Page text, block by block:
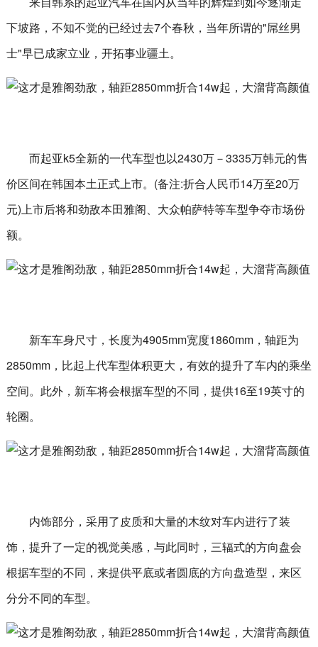
下坡路，不知不觉的已经过去7个春秋，当年所谓的"屌丝男
士"早已成家立业，开拓事业疆土。
而起亚k5全新的一代车型也以2430万－3335万韩元的售
价区间在韩国本土正式上市。(备注:折合人民币14万至20万
元)上市后将和劲敌本田雅阁、大众帕萨特等车型争夺市场份
额。
新车车身尺寸，长度为4905mm宽度1860mm，轴距为
2850mm，比起上代车型体积更大，有效的提升了车内的乘坐
空间。此外，新车将会根据车型的不同，提供16至19英寸的
轮圈。
内饰部分，采用了皮质和大量的木纹对车内进行了装
饰，提升了一定的视觉美感，与此同时，三辐式的方向盘会
根据车型的不同，来提供平底或者圆底的方向盘造型，来区
分分不同的车型。